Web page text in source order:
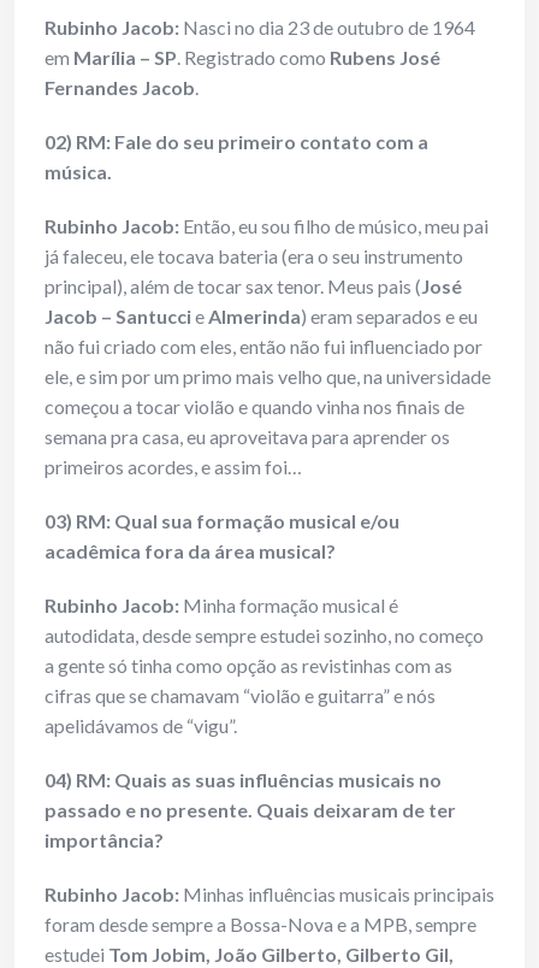
Rubinho Jacob: Nasci no dia 23 de outubro de 1964
em Marília – SP. Registrado como Rubens José
Fernandes Jacob.
02) RM: Fale do seu primeiro contato com a
música.
Rubinho Jacob: Então, eu sou filho de músico, meu pai
já faleceu, ele tocava bateria (era o seu instrumento
principal), além de tocar sax tenor. Meus pais (José
Jacob – SantuccieAlmerinda) eram separados e eu
não fui criado com eles, então não fui influenciado por
ele, e sim por um primo mais velho que, na universidade
começou a tocar violão e quando vinha nos finais de
semana pra casa, eu aproveitava para aprender os
primeiros acordes, e assim foi…
03) RM: Qual sua formação musical e/ou
acadêmica fora da área musical?
Rubinho Jacob: Minha formação musical é
autodidata, desde sempre estudei sozinho, no começo
a gente só tinha como opção as revistinhas com as
cifras que se chamavam “violão e guitarra” e nós
apelidávamos de “vigu”.
04) RM: Quais as suas influências musicais no
passado e no presente. Quais deixaram de ter
importância?
Rubinho Jacob: Minhas influências musicais principais
foram desde sempre a Bossa-Nova e a MPB, sempre
estudei Tom Jobim, João Gilberto, Gilberto Gil,